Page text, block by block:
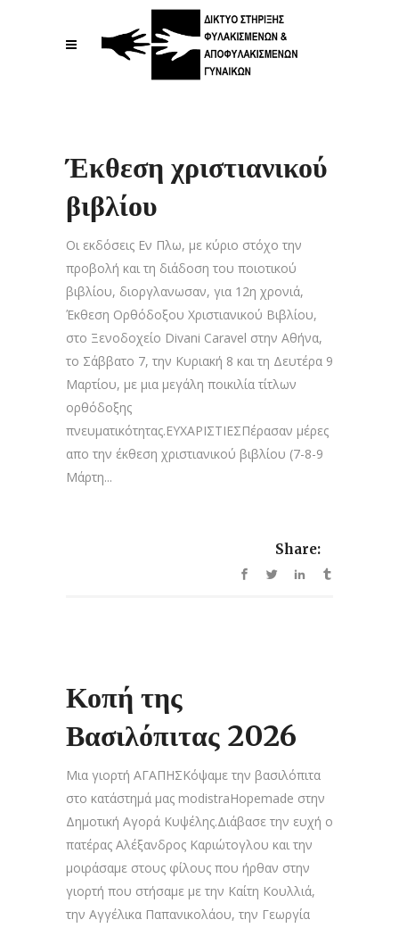
Έκθεση χριστιανικού
βιβλίου
Οι εκδόσεις Εν Πλω, με κύριο στόχο την
προβολή και τη διάδοση του ποιοτικού
βιβλίου, διοργλανωσαν, για 12η χρονιά,
Έκθεση Ορθόδοξου Χριστιανικού Βιβλίου,
στο Ξενοδοχείο Divani Caravel στην Αθήνα,
το Σάββατο 7, την Κυριακή 8 και τη Δευτέρα 9
Mαρτίου, με μια μεγάλη ποικιλία τίτλων
ορθόδοξης
πνευματικότητας.ΕΥΧΑΡΙΣΤΙΕΣΠέρασαν μέρες
απο την έκθεση χριστιανικού βιβλίου (7-8-9
Μάρτη...
Share:
Κοπή της
Βασιλόπιτας 2026
Μια γιορτή ΑΓΑΠΗΣΚόψαμε την βασιλόπιτα
στο κατάστημά μας modistraHopemade στην
Δημοτική Αγορά Κυψέλης.Διάβασε την ευχή ο
πατέρας Αλέξανδρος Καριώτογλου και την
μοιράσαμε στους φίλους που ήρθαν στην
γιορτή που στήσαμε με την Καίτη Κουλλιά,
την Αγγέλικα Παπανικολάου, την Γεωργία